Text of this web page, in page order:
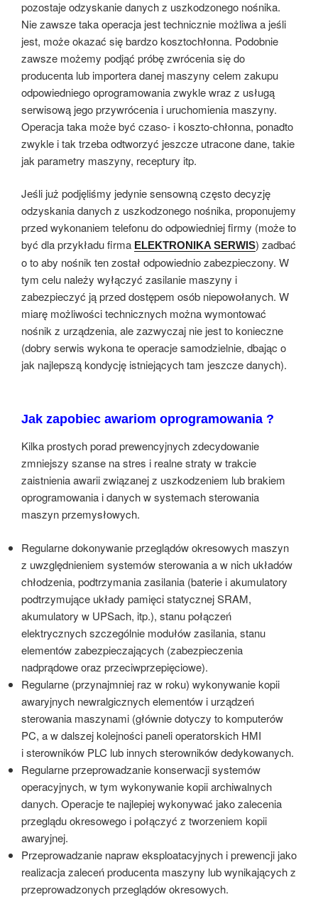
pozostaje odzyskanie danych z uszkodzonego nośnika.
Nie zawsze taka operacja jest technicznie możliwa a jeśli
jest, może okazać się bardzo kosztochłonna. Podobnie
zawsze możemy podjąć próbę zwrócenia się do
producenta lub importera danej maszyny celem zakupu
odpowiedniego oprogramowania zwykle wraz z usługą
serwisową jego przywrócenia i uruchomienia maszyny.
Operacja taka może być czaso- i koszto-chłonna, ponadto
zwykle i tak trzeba odtworzyć jeszcze utracone dane, takie
jak parametry maszyny, receptury itp.
Jeśli już podjęliśmy jedynie sensowną często decyzję
odzyskania danych z uszkodzonego nośnika, proponujemy
przed wykonaniem telefonu do odpowiedniej firmy (może to
być dla przykładu firma ELEKTRONIKA SERWIS) zadbać
o to aby nośnik ten został odpowiednio zabezpieczony. W
tym celu należy wyłączyć zasilanie maszyny i
zabezpieczyć ją przed dostępem osób niepowołanych. W
miarę możliwości technicznych można wymontować
nośnik z urządzenia, ale zazwyczaj nie jest to konieczne
(dobry serwis wykona te operacje samodzielnie, dbając o
jak najlepszą kondycję istniejących tam jeszcze danych).
Jak zapobiec awariom oprogramowania ?
Kilka prostych porad prewencyjnych zdecydowanie
zmniejszy szanse na stres i realne straty w trakcie
zaistnienia awarii związanej z uszkodzeniem lub brakiem
oprogramowania i danych w systemach sterowania
maszyn przemysłowych.
Regularne dokonywanie przeglądów okresowych maszyn
z uwzględnieniem systemów sterowania a w nich układów
chłodzenia, podtrzymania zasilania (baterie i akumulatory
podtrzymujące układy pamięci statycznej SRAM,
akumulatory w UPSach, itp.), stanu połączeń
elektrycznych szczególnie modułów zasilania, stanu
elementów zabezpieczających (zabezpieczenia
nadprądowe oraz przeciwprzepięciowe).
Regularne (przynajmniej raz w roku) wykonywanie kopii
awaryjnych newralgicznych elementów i urządzeń
sterowania maszynami (głównie dotyczy to komputerów
PC, a w dalszej kolejności paneli operatorskich HMI
i sterowników PLC lub innych sterowników dedykowanych.
Regularne przeprowadzanie konserwacji systemów
operacyjnych, w tym wykonywanie kopii archiwalnych
danych. Operacje te najlepiej wykonywać jako zalecenia
przeglądu okresowego i połączyć z tworzeniem kopii
awaryjnej.
Przeprowadzanie napraw eksploatacyjnych i prewencji jako
realizacja zaleceń producenta maszyny lub wynikających z
przeprowadzonych przeglądów okresowych.